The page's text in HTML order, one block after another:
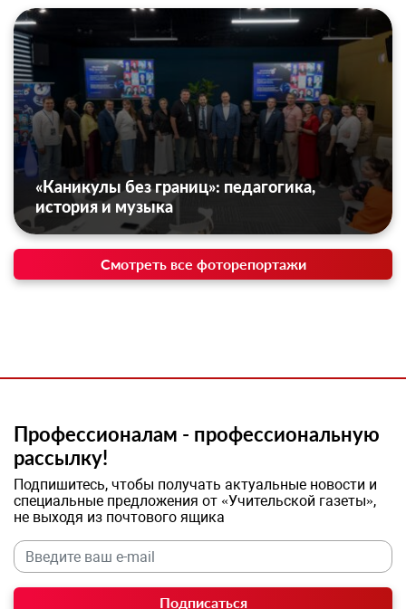
«Каникулы без границ»: педагогика,
история и музыка
Смотреть все фоторепортажи
Профессионалам - профессиональную
рассылку!
Подпишитесь, чтобы получать актуальные новости и
специальные предложения от «Учительской газеты»,
не выходя из почтового ящика
Подписаться